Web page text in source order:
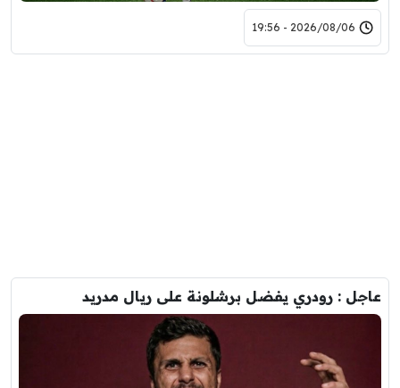
2026/08/06 - 19:56
عاجل : رودري يفضل برشلونة على ريال مدريد